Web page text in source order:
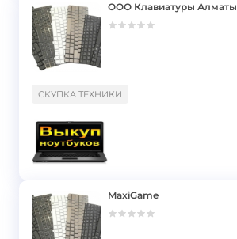
ООО Клавиатуры Алматы
СКУПКА ТЕХНИКИ
MaxiGame